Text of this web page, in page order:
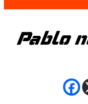
Pablo